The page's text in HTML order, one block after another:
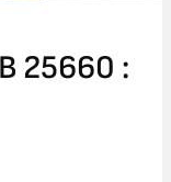
25660 :